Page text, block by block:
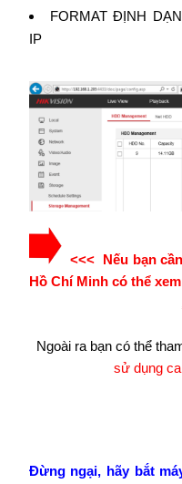
FORMAT ĐỊNH
IP
<<< Nếu bạn
Hồ Chí Minh có thể
Ngoài ra bạn có thể
sử dụng
Đừng ngại, hãy bắt